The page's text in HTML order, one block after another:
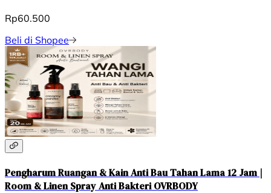
Rp60.500
Beli di Shopee
Pengharum Ruangan & Kain Anti Bau Tahan Lama 12 Jam |
Room & Linen Spray Anti Bakteri OVRBODY